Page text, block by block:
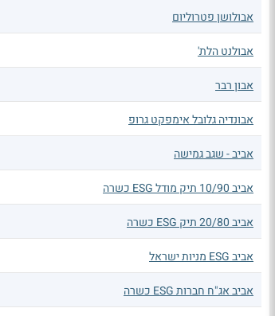
אבולושן פטרוליום
אבולנט הלת'
אבון רבר
אבונדיה גלובל אימפקט גרופ
אביב - שגב גמישה
אביב 10/90 תיק מודל ESG כשרה
אביב 20/80 תיק ESG כשרה
אביב ESG מניות ישראל
אביב אג"ח חברות ESG כשרה